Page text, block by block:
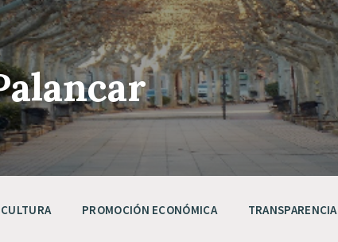
CULTURA PROMOCIÓN ECONÓMICA TRANSPARENCIA